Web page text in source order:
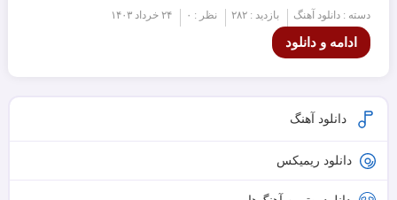
دسته : دانلود آهنگ بازدید : ۲۸۲ نظر : ۰ ۲۴ خرداد ۱۴۰۳
ادامه و دانلود
دانلود آهنگ
دانلود ریمیکس